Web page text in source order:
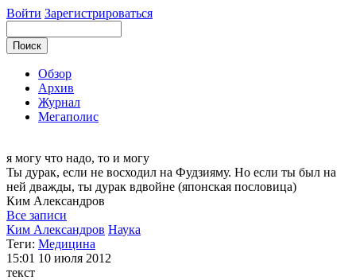
Войти Зарегистрироваться
Обзор
Архив
Журнал
Мегаполис
я могу что надо, то и могу
Ты дурак, если не восходил на Фудзияму. Но если ты был на
ней дважды, ты дурак вдвойне (японская пословица)
Ким Александров
Все записи
Ким Александров Наука
Теги: Медицина
15:01 10 июля 2012
текст